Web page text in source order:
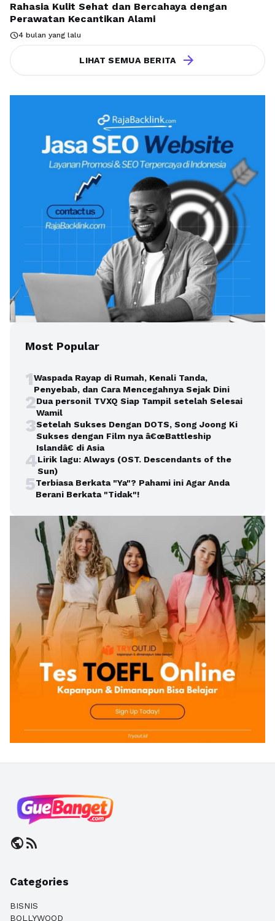
Rahasia Kulit Sehat dan Bercahaya dengan
Perawatan Kecantikan Alami
schedule4 bulan yang lalu
LIHAT SEMUA BERITA arrow_forward
Most Popular
1Waspada Rayap di Rumah, Kenali Tanda,
Penyebab, dan Cara Mencegahnya Sejak Dini
2Dua personil TVXQ Siap Tampil setelah Selesai
Wamil
3Setelah Sukses Dengan DOTS, Song Joong Ki
Sukses dengan Film nya â€œBattleship
Islandâ€ di Asia
4Lirik lagu: Always (OST. Descendants of the
Sun)
5Terbiasa Berkata "Ya"? Pahami ini Agar Anda
Berani Berkata "Tidak"!
publicrss_feed
Categories
BISNIS
BOLLYWOOD